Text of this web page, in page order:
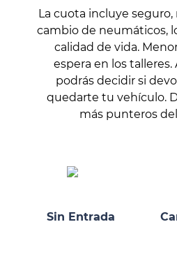
La cuota incluye
cambio de neumáticos,
calidad de vida.
espera en los
podrás decidir si
quedarte tu vehículo.
más punteros
Sin Entrada